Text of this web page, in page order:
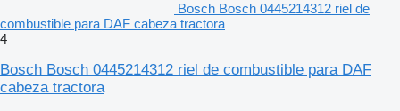
Львів:
mostrar contactos
Bosch Bosch 0445214312 riel de
combustible para DAF cabeza tractora
4
Bosch Bosch 0445214312 riel de combustible para DAF
cabeza tractora